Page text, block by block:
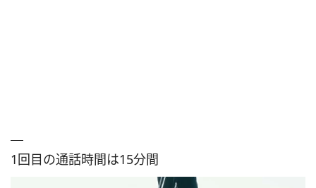
1回目の通話時間は15分間